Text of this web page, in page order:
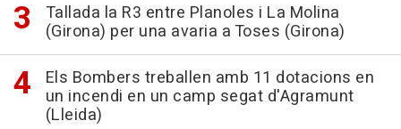
Tallada la R3 entre Planoles i La Molina
(Girona) per una avaria a Toses (Girona)
Els Bombers treballen amb 11 dotacions en
un incendi en un camp segat d'Agramunt
(Lleida)